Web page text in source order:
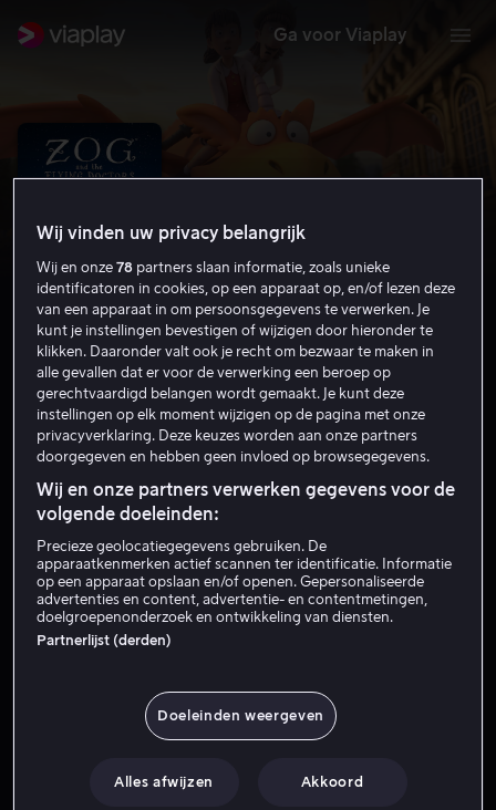
Ga voor Viaplay
Draak Dries en de vliegende dokters
Komedie Avontuur 2020 25 min
6
HD
Prinses Annelies, ridder Joris Gadabout en Draak Dries
Prinses Annelies, ridder Joris Gadabout en Draak Dries
vormen een hoogst onwaarschijnlijk vliegend
allerlei wezens, echte en mythische, waaronder een
verbrande zeemeermin, een eenhoorn met een extra
Rob Brydon Alles bekijken
Wij vinden uw privacy belangrijk
Wij en onze78 partners slaan informatie, zoals unieke
identificatoren in cookies, op een apparaat op, en/of lezen deze
van een apparaat in om persoonsgegevens te verwerken. Je
kunt je instellingen bevestigen of wijzigen door hieronder te
klikken. Daaronder valt ook je recht om bezwaar te maken in
alle gevallen dat er voor de verwerking een beroep op
gerechtvaardigd belangen wordt gemaakt. Je kunt deze
instellingen op elk moment wijzigen op de pagina met onze
privacyverklaring. Deze keuzes worden aan onze partners
doorgegeven en hebben geen invloed op browsegegevens.
Wij en onze partners verwerken gegevens voor de
volgende doeleinden:
Precieze geolocatiegegevens gebruiken. De
apparaatkenmerken actief scannen ter identificatie. Informatie
op een apparaat opslaan en/of openen. Gepersonaliseerde
advertenties en content, advertentie- en contentmetingen,
doelgroepenonderzoek en ontwikkeling van diensten.
Partnerlijst (derden)
Doeleinden weergeven
Alles afwijzen Akkoord